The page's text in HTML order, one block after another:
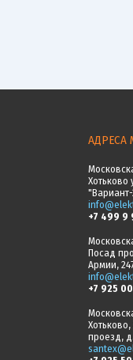
АДРЕСА
Хотьково
+7 499 9
Посад
Армии,
+7 925
проезд,